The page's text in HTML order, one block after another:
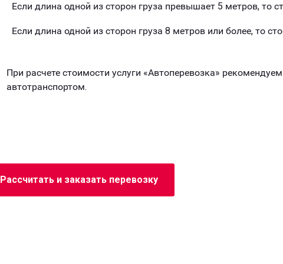
Если длина одной из сторон груза превышает 5 метров, то
Если длина одной из сторон груза 8 метров или более, то
При расчете стоимости услуги «Автоперевозка»
автотранспортом.
Рассчитать и заказать перевозку